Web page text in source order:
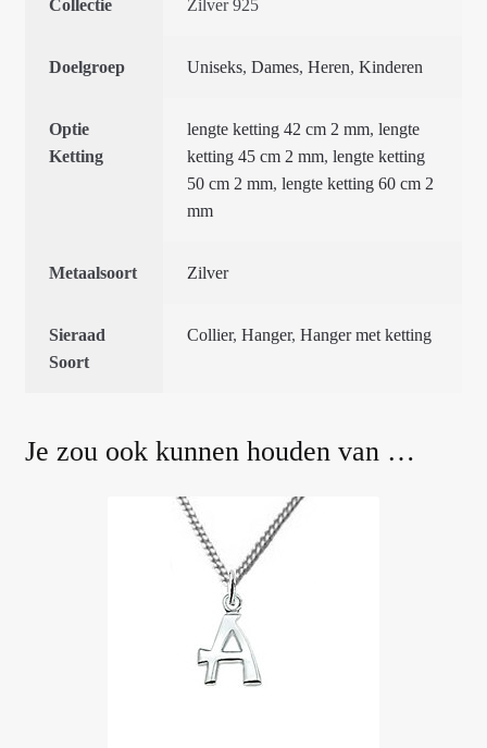
Collectie Zilver 925
Doelgroep Uniseks,Dames,Heren,Kinderen
Optie
Ketting
lengte ketting 42 cm 2 mm,lengte
ketting 45 cm 2 mm,lengte ketting
50 cm 2 mm,lengte ketting 60 cm 2
mm
Metaalsoort Zilver
Sieraad
Soort
Collier,Hanger,Hanger met ketting
Je zou ook kunnen houden van …